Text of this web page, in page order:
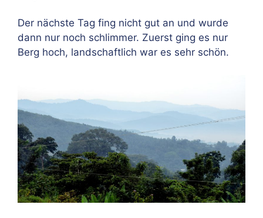
Der nächste Tag fing nicht gut an und wurde
dann nur noch schlimmer. Zuerst ging es nur
Berg hoch, landschaftlich war es sehr schön.